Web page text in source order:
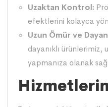
Uzaktan Kontrol:
efektlerini kolayca
Uzun Ömür ve
dayanıklı ürünlerimiz,
yapmanıza olanak